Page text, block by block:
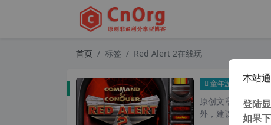
首页 标签 Red Alert 2在线玩
童年游戏 单机
原创文章，转载请
外，建议避开晚上
本站
登陆
如果